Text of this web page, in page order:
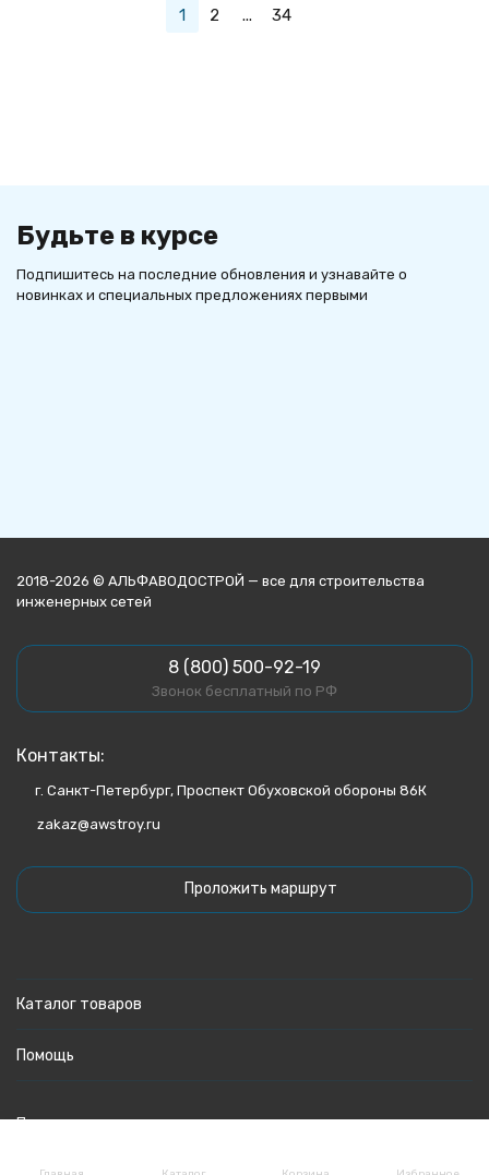
1 2 ... 34
Будьте в курсе
Подпишитесь на последние обновления и узнавайте о
новинках и специальных предложениях первыми
2018-2026 © АЛЬФАВОДОСТРОЙ — все для строительства
инженерных сетей
8 (800) 500-92-19
Звонок бесплатный по РФ
Контакты:
г. Санкт-Петербург, Проспект Обуховской обороны 86К
zakaz@awstroy.ru
Проложить маршрут
Каталог товаров
Помощь
Политика персональных данных